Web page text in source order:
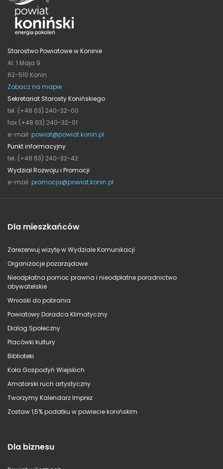
Starostwo Powiatowe w Koninie
Al. 1 Maja 9
62-510 Konin
Zobacz na mapie
Sekretariat Starosty Konińskiego
tel. (+48 63) 240-32-00
fax (+48 63) 240-32-01
e-mail: powiat@powiat.konin.pl
Punkt informacyjny
tel. (+48 63) 240-32-42
Wydział Rozwoju i Promocji
e-mail: promocja@powiat.konin.pl
Dla mieszkańców
Zarezerwuj wizytę w Wydziale Komunikacji
Organizacje pozarządowe
Nieodpłatna pomoc prawna i nieodpłatne poradnictwo
obywatelskie
Wnioski do pobrania
Powiatowy Doradca Klimatyczny
Dialog Społeczny
Placówki kultury
Biblioteki
Koła Gospodyń Wiejskich
Amatorski ruch artystyczny
Tworzymy Kalendarz Imprez
Zostaw 1,5% podatku w powiecie konińskim
Dla biznesu